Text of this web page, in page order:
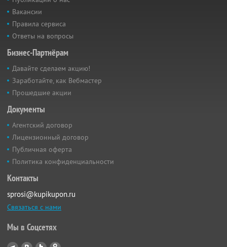
Вакансии
Правила сервиса
Ответы на вопросы
Бизнес-Партнёрам
Давайте сделаем акцию!
Заработайте, как Вебмастер
Прошедшие акции
Документы
Агентский договор
Лицензионный договор
Публичная оферта
Политика конфиденциальности
Контакты
sprosi@kupikupon.ru
Связаться с нами
Мы в Соцсетях